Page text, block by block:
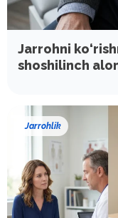
Jarrohni
shoshilinch
Jarrohlik